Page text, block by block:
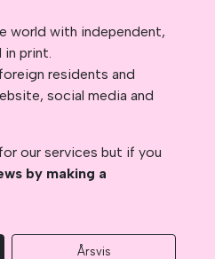
world with independent,
in print.
residents and
social media and
our services but if you
by making a
Årsvis